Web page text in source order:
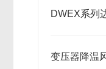
DWEX系列
变压器降温